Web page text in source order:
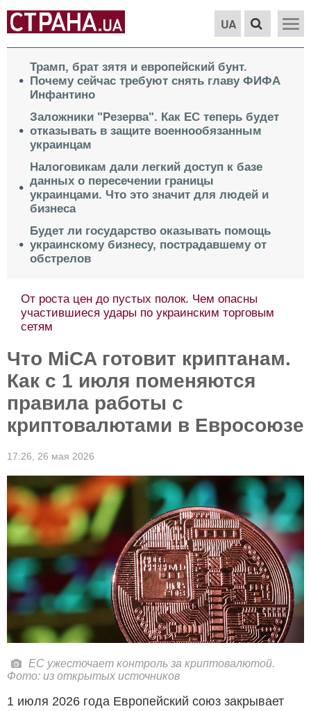
UA
Трамп, брат зятя и европейский бунт.
Почему сейчас требуют снять главу ФИФА
Инфантино
Заложники "Резерва". Как ЕС теперь будет
отказывать в защите военнообязанным
украинцам
Налоговикам дали легкий доступ к базе
данных о пересечении границы
украинцами. Что это значит для людей и
бизнеса
Будет ли государство оказывать помощь
украинскому бизнесу, пострадавшему от
обстрелов
От роста цен до пустых полок. Чем опасны
участившиеся удары по украинским торговым
сетям
Что MiCA готовит криптанам.
Как с 1 июля поменяются
правила работы с
криптовалютами в Евросоюзе
17:26, 26 мая 2026
ЕС ужесточает контроль за криптовалютой.
Фото: из открытых источников
1 июля 2026 года Европейский союз закрывает